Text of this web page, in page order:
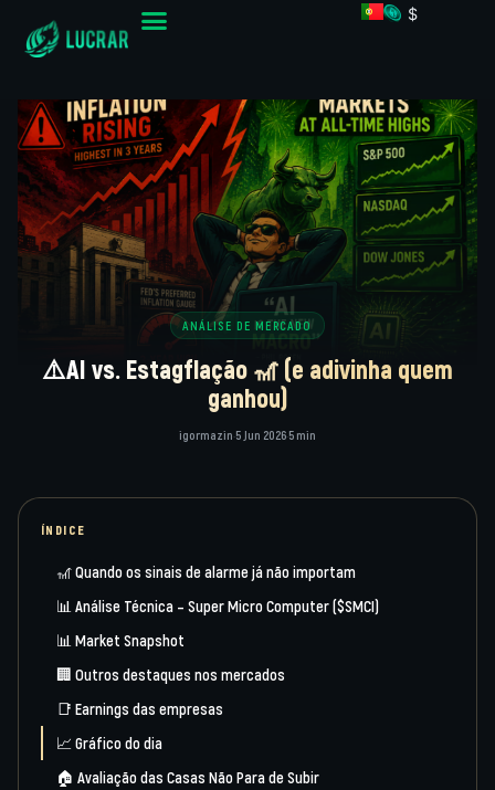
$
ANÁLISE DE MERCADO
⚠️AI vs. Estagflação 🎢 (e adivinha quem
ganhou)
igormazin·5 Jun 2026·5 min
ÍNDICE
🎢 Quando os sinais de alarme já não importam
📊 Análise Técnica – Super Micro Computer ($SMCI)
📊 Market Snapshot
🏢 Outros destaques nos mercados
📑 Earnings das empresas
📈 Gráfico do dia
🏠 Avaliação das Casas Não Para de Subir